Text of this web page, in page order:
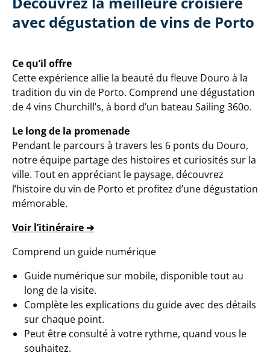
avec dégustation de vins de Porto
Ce qu’il offre
Cette expérience allie la beauté du fleuve Douro à la
tradition du vin de Porto. Comprend une dégustation
de 4 vins Churchill’s, à bord d’un bateau Sailing 360o.
Le long de la promenade
Pendant le parcours à travers les 6 ponts du Douro,
notre équipe partage des histoires et curiosités sur la
ville. Tout en appréciant le paysage, découvrez
l’histoire du vin de Porto et profitez d’une dégustation
mémorable.
Voir l’itinéraire ➔
Comprend un guide numérique
Guide numérique sur mobile, disponible tout au
long de la visite.
Complète les explications du guide avec des détails
sur chaque point.
Peut être consulté à votre rythme, quand vous le
souhaitez.